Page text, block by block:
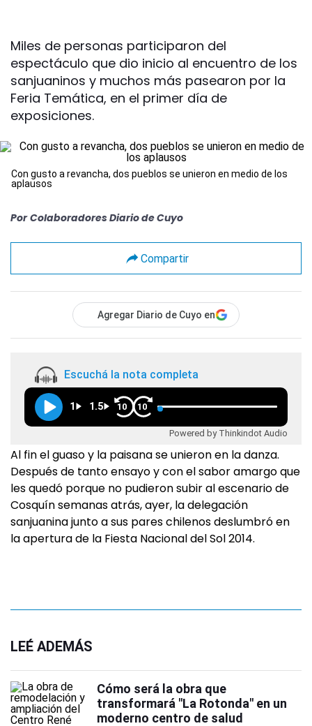
Miles de personas participaron del
espectáculo que dio inicio al encuentro de los
sanjuaninos y muchos más pasearon por la
Feria Temática, en el primer día de
exposiciones.
Con gusto a revancha, dos pueblos se unieron en medio de los
aplausos
Por Colaboradores Diario de Cuyo
Compartir
Agregar Diario de Cuyo en
Escuchá la nota completa
1 1.5 10 10
Powered by Thinkindot Audio
Al fin el guaso y la paisana se unieron en la danza.
Después de tanto ensayo y con el sabor amargo que
les quedó porque no pudieron subir al escenario de
Cosquín semanas atrás, ayer, la delegación
sanjuanina junto a sus pares chilenos deslumbró en
la apertura de la Fiesta Nacional del Sol 2014.
LEÉ ADEMÁS
Cómo será la obra que
transformará "La Rotonda" en un
moderno centro de salud